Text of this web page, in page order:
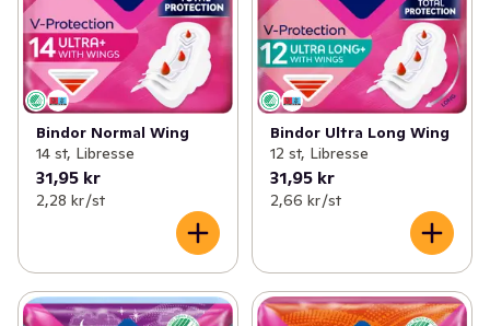
Bindor Normal Wing
14 st, Libresse
31,95 kr
2,28 kr /st
Bindor Ultra Long Wing
12 st, Libresse
31,95 kr
2,66 kr /st